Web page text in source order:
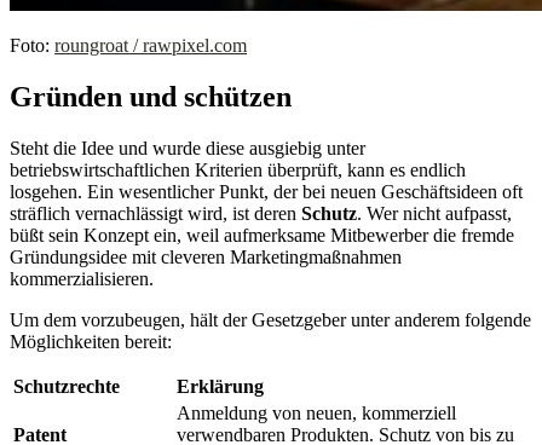
Foto: roungroat / rawpixel.com
Gründen und schützen
Steht die Idee und wurde diese ausgiebig unter
betriebswirtschaftlichen Kriterien überprüft, kann es endlich
losgehen. Ein wesentlicher Punkt, der bei neuen Geschäftsideen oft
sträflich vernachlässigt wird, ist deren Schutz. Wer nicht aufpasst,
büßt sein Konzept ein, weil aufmerksame Mitbewerber die fremde
Gründungsidee mit cleveren Marketingmaßnahmen
kommerzialisieren.
Um dem vorzubeugen, hält der Gesetzgeber unter anderem folgende
Möglichkeiten bereit:
Schutzrechte Erklärung
Patent
Anmeldung von neuen, kommerziell
verwendbaren Produkten. Schutz von bis zu